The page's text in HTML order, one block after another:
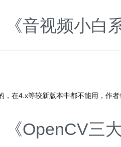
《音视频小白
，在4.x等较新版本中都不能用，作
《OpenCV三